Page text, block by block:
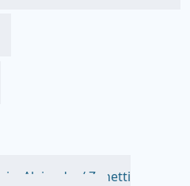
Alejandro/ Zanetti